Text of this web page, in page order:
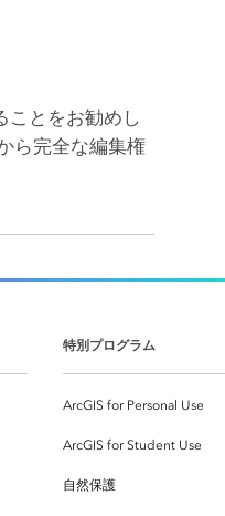
ことをお勧めし
ら完全な編集権
特別プログラム
ArcGIS for Personal Use
ArcGIS for Student Use
自然保護